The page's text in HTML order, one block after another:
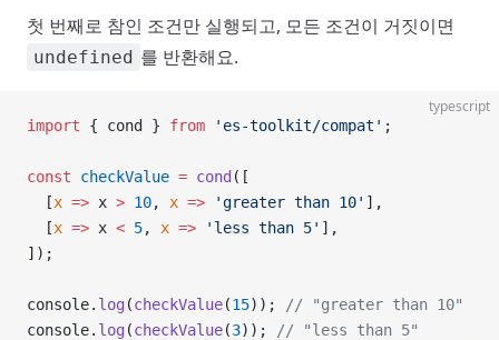
첫 번째로 참인 조건만 실행되고, 모든 조건이 거짓이면
undefined 를 반환해요.
typescript
import { cond } from 'es-toolkit/compat' ;
const checkValue = cond ([
  [
x => x > 10, x => 'greater than 10' ],
  [
x => x < 5, x => 'less than 5' ],
]);
console. log (checkValue(15));
// "greater than 10"
console. log (checkValue(3));
// "less than 5"